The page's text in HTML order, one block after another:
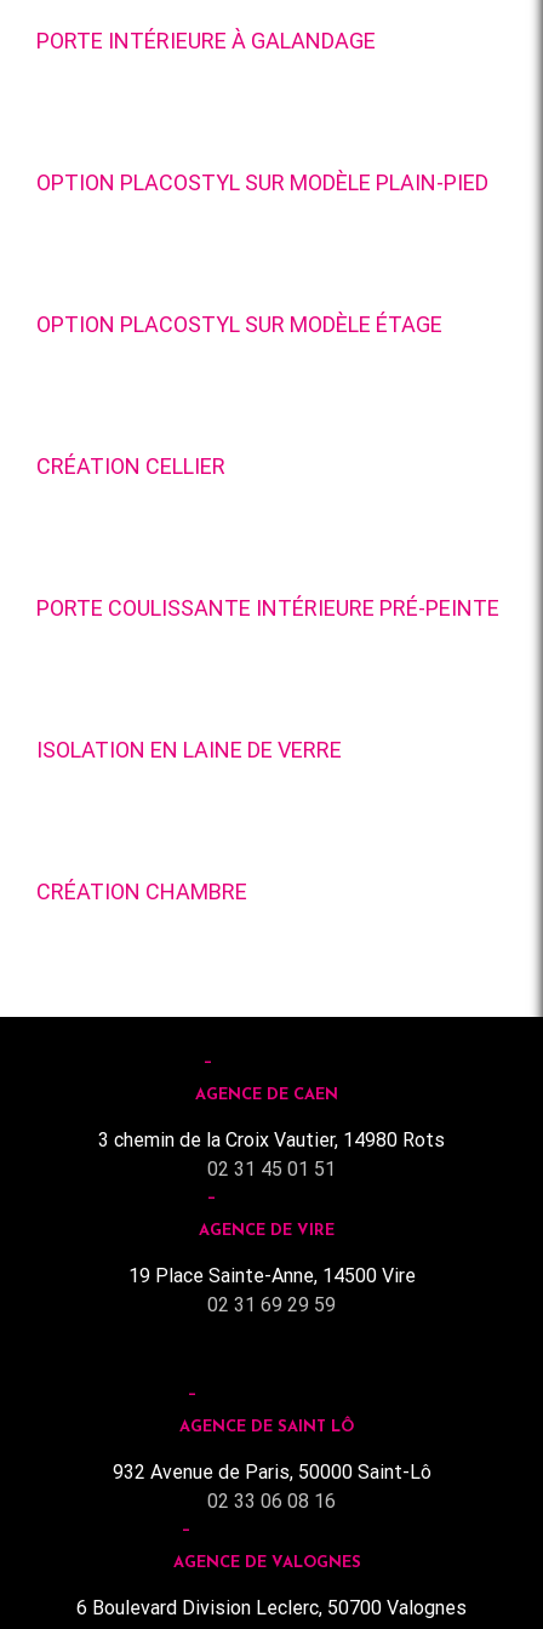
PORTE INTÉRIEURE À GALANDAGE
OPTION PLACOSTYL SUR MODÈLE PLAIN-PIED
OPTION PLACOSTYL SUR MODÈLE ÉTAGE
CRÉATION CELLIER
PORTE COULISSANTE INTÉRIEURE PRÉ-PEINTE
ISOLATION EN LAINE DE VERRE
CRÉATION CHAMBRE
AGENCE DE CAEN
3 chemin de la Croix Vautier, 14980 Rots
02 31 45 01 51
AGENCE DE VIRE
19 Place Sainte-Anne, 14500 Vire
02 31 69 29 59
AGENCE DE SAINT LÔ
932 Avenue de Paris, 50000 Saint-Lô
02 33 06 08 16
AGENCE DE VALOGNES
6 Boulevard Division Leclerc, 50700 Valognes